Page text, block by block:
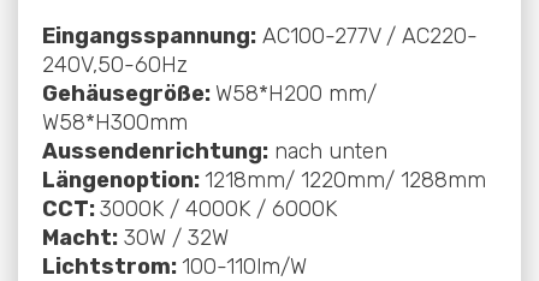
Eingangsspannung: AC100-277V / AC220-
240V,50-60Hz
Gehäusegröße: W58*H200 mm/
W58*H300mm
Aussendenrichtung: nach unten
Längenoption: 1218mm/ 1220mm/ 1288mm
CCT:3000K / 4000K / 6000K
Macht: 30W / 32W
Lichtstrom: 100-110lm/W